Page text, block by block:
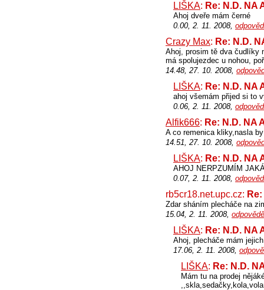
LIŠKA: Re: N.D. NA
Ahoj dveře mám černé
0.00, 2. 11. 2008,
Crazy Max: Re: N.D.
Ahoj, prosim tě dva čudlíky
má spolujezdec u nohou,
14.48, 27. 10. 2008,
LIŠKA: Re: N.D. NA
ahoj všemám přijed si to
0.06, 2. 11. 2008,
Alfik666: Re: N.D. NA
A co remenica kliky,nasla
14.51, 27. 10. 2008,
LIŠKA: Re: N.D. NA
AHOJ NERPZUMÍM
0.07, 2. 11. 2008,
rb5cr18.net.upc.cz:
Zdar sháním plecháče na
15.04, 2. 11. 2008,
LIŠKA: Re: N.D. NA
Ahoj, plecháče mám
17.06, 2. 11. 2008,
LIŠKA: Re: N.D.
Mám tu na prodej